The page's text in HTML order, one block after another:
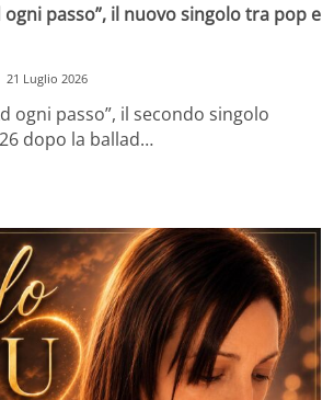
ogni passo”, il nuovo singolo tra pop e
21 Luglio 2026
ogni passo”, il secondo singolo
dopo la ballad…